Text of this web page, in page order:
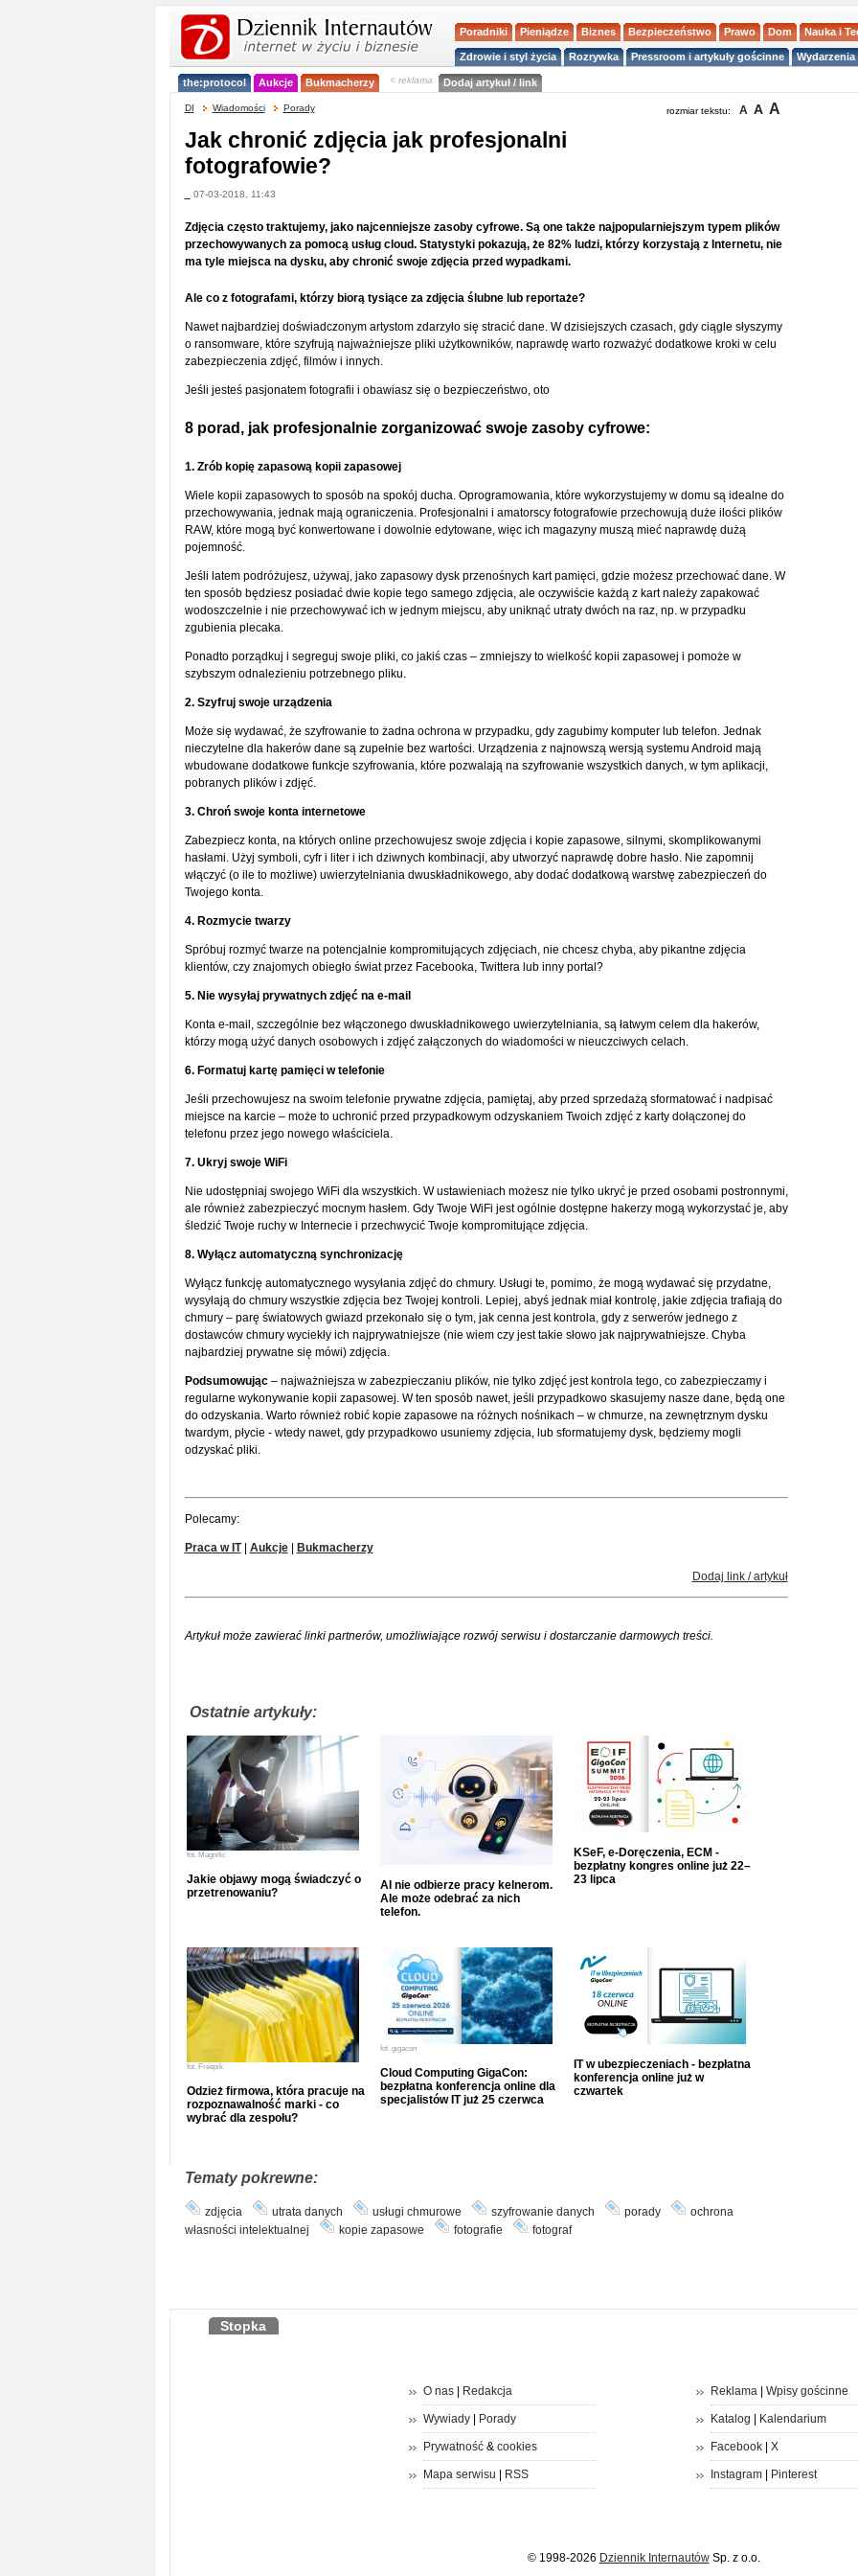
Poradniki Pieniądze Biznes Bezpieczeństwo Prawo Dom Nauka i
Zdrowie i styl życia Rozrywka Pressroom i artykuły gościnne
the:protocol Aukcje Bukmacherzy < reklama Dodaj artykuł / link
DI Wiadomości Porady rozmiar tekstu: A A A
Jak chronić zdjęcia jak profesjonalni
fotografowie?
07-03-2018, 11:43
Zdjęcia często traktujemy, jako najcenniejsze zasoby cyfrowe. Są one także najpopularniejszym typem plików
przechowywanych za pomocą usług cloud. Statystyki pokazują, że 82% ludzi, którzy korzystają z Internetu, nie
ma tyle miejsca na dysku, aby chronić swoje zdjęcia przed wypadkami.
Ale co z fotografami, którzy biorą tysiące za zdjęcia ślubne lub reportaże?
Nawet najbardziej doświadczonym artystom zdarzyło się stracić dane. W dzisiejszych czasach, gdy ciągle słyszymy
o ransomware, które szyfrują najważniejsze pliki użytkowników, naprawdę warto rozważyć dodatkowe kroki w celu
zabezpieczenia zdjęć, filmów i innych.
Jeśli jesteś pasjonatem fotografii i obawiasz się o bezpieczeństwo, oto
8 porad, jak profesjonalnie zorganizować swoje zasoby cyfrowe:
1. Zrób kopię zapasową kopii zapasowej
Wiele kopii zapasowych to sposób na spokój ducha. Oprogramowania, które wykorzystujemy w domu są idealne do
przechowywania, jednak mają ograniczenia. Profesjonalni i amatorscy fotografowie przechowują duże ilości plików
RAW, które mogą być konwertowane i dowolnie edytowane, więc ich magazyny muszą mieć naprawdę dużą
pojemność.
Jeśli latem podróżujesz, używaj, jako zapasowy dysk przenośnych kart pamięci, gdzie możesz przechować dane. W
ten sposób będziesz posiadać dwie kopie tego samego zdjęcia, ale oczywiście każdą z kart należy zapakować
wodoszczelnie i nie przechowywać ich w jednym miejscu, aby uniknąć utraty dwóch na raz, np. w przypadku
zgubienia plecaka.
Ponadto porządkuj i segreguj swoje pliki, co jakiś czas – zmniejszy to wielkość kopii zapasowej i pomoże w
szybszym odnalezieniu potrzebnego pliku.
2. Szyfruj swoje urządzenia
Może się wydawać, że szyfrowanie to żadna ochrona w przypadku, gdy zagubimy komputer lub telefon. Jednak
nieczytelne dla hakerów dane są zupełnie bez wartości. Urządzenia z najnowszą wersją systemu Android mają
wbudowane dodatkowe funkcje szyfrowania, które pozwalają na szyfrowanie wszystkich danych, w tym aplikacji,
pobranych plików i zdjęć.
3. Chroń swoje konta internetowe
Zabezpiecz konta, na których online przechowujesz swoje zdjęcia i kopie zapasowe, silnymi, skomplikowanymi
hasłami. Użyj symboli, cyfr i liter i ich dziwnych kombinacji, aby utworzyć naprawdę dobre hasło. Nie zapomnij
włączyć (o ile to możliwe) uwierzytelniania dwuskładnikowego, aby dodać dodatkową warstwę zabezpieczeń do
Twojego konta.
4. Rozmycie twarzy
Spróbuj rozmyć twarze na potencjalnie kompromitujących zdjęciach, nie chcesz chyba, aby pikantne zdjęcia
klientów, czy znajomych obiegło świat przez Facebooka, Twittera lub inny portal?
5. Nie wysyłaj prywatnych zdjęć na e-mail
Konta e-mail, szczególnie bez włączonego dwuskładnikowego uwierzytelniania, są łatwym celem dla hakerów,
którzy mogą użyć danych osobowych i zdjęć załączonych do wiadomości w nieuczciwych celach.
6. Formatuj kartę pamięci w telefonie
Jeśli przechowujesz na swoim telefonie prywatne zdjęcia, pamiętaj, aby przed sprzedażą sformatować i nadpisać
miejsce na karcie – może to uchronić przed przypadkowym odzyskaniem Twoich zdjęć z karty dołączonej do
telefonu przez jego nowego właściciela.
7. Ukryj swoje WiFi
Nie udostępniaj swojego WiFi dla wszystkich. W ustawieniach możesz nie tylko ukryć je przed osobami postronnymi,
ale również zabezpieczyć mocnym hasłem. Gdy Twoje WiFi jest ogólnie dostępne hakerzy mogą wykorzystać je, aby
śledzić Twoje ruchy w Internecie i przechwycić Twoje kompromitujące zdjęcia.
8. Wyłącz automatyczną synchronizację
Wyłącz funkcję automatycznego wysyłania zdjęć do chmury. Usługi te, pomimo, że mogą wydawać się przydatne,
wysyłają do chmury wszystkie zdjęcia bez Twojej kontroli. Lepiej, abyś jednak miał kontrolę, jakie zdjęcia trafiają do
chmury – parę światowych gwiazd przekonało się o tym, jak cenna jest kontrola, gdy z serwerów jednego z
dostawców chmury wyciekły ich najprywatniejsze (nie wiem czy jest takie słowo jak najprywatniejsze. Chyba
najbardziej prywatne się mówi) zdjęcia.
Podsumowując– najważniejsza w zabezpieczaniu plików, nie tylko zdjęć jest kontrola tego, co zabezpieczamy i
regularne wykonywanie kopii zapasowej. W ten sposób nawet, jeśli przypadkowo skasujemy nasze dane, będą one
do odzyskania. Warto również robić kopie zapasowe na różnych nośnikach – w chmurze, na zewnętrznym dysku
twardym, płycie - wtedy nawet, gdy przypadkowo usuniemy zdjęcia, lub sformatujemy dysk, będziemy mogli
odzyskać pliki.
Polecamy:
Praca w IT| Aukcje| Bukmacherzy
Dodaj link / artykuł
Artykuł może zawierać linki partnerów, umożliwiające rozwój serwisu i dostarczanie darmowych treści.
Ostatnie artykuły:
fot. Magnific
Jakie objawy mogą świadczyć o
przetrenowaniu?
AI nie odbierze pracy kelnerom.
Ale może odebrać za nich
telefon.
KSeF, e-Doręczenia, ECM -
bezpłatny kongres online już 22–
23 lipca
fot. Freepik
Odzież firmowa, która pracuje na
rozpoznawalność marki - co
wybrać dla zespołu?
fot. gigacon
Cloud Computing GigaCon:
bezpłatna konferencja online dla
specjalistów IT już 25 czerwca
IT w ubezpieczeniach - bezpłatna
konferencja online już w
czwartek
Tematy pokrewne:
zdjęcia utrata danych usługi chmurowe szyfrowanie danych porady
ochrona
własności intelektualnej
kopie zapasowe fotografie fotograf
Stopka
O nas| Redakcja
Wywiady| Porady
Prywatność& cookies
Mapa serwisu RSS
Reklama| Wpisy gościnne
Katalog Kalendarium
Facebook| X
Instagram| Pinterest
© 1998-2026 Dziennik InternautówSp. z o.o.